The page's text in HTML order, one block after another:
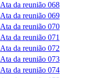
Ata da reunião 068
Ata da reunião 069
Ata da reunião 070
Ata da reunião 071
Ata da reunião 072
Ata da reunião 073
Ata da reunião 074